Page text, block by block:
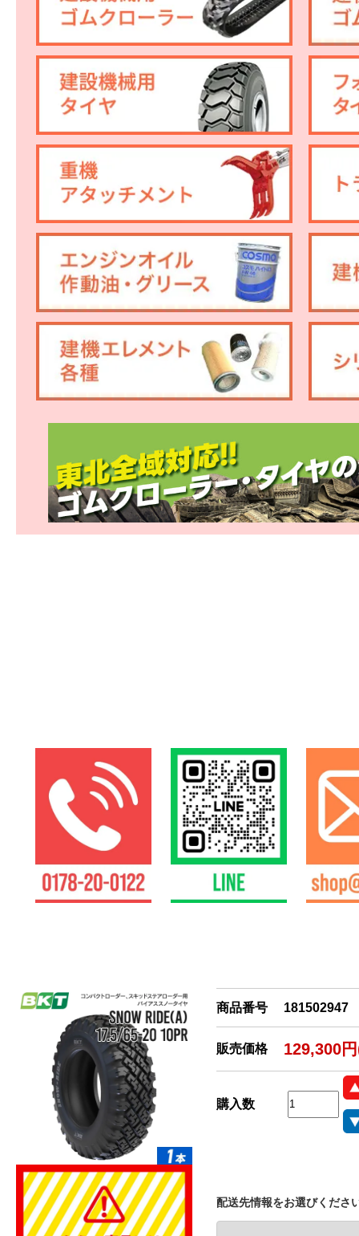
商品番号 181502947
販売価格 129,300
購入数
配送先情報をお選びくださ